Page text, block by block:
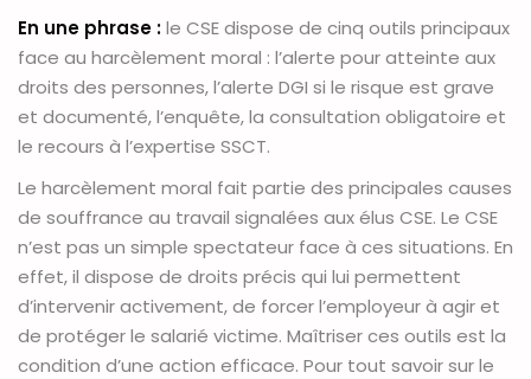
En une phrase :le CSE dispose de cinq outils principaux
face au harcèlement moral : l’alerte pour atteinte aux
droits des personnes, l’alerte DGI si le risque est grave
et documenté, l’enquête, la consultation obligatoire et
le recours à l’expertise SSCT.
Le harcèlement moral fait partie des principales causes
de souffrance au travail signalées aux élus CSE. Le CSE
n’est pas un simple spectateur face à ces situations. En
effet, il dispose de droits précis qui lui permettent
d’intervenir activement, de forcer l’employeur à agir et
de protéger le salarié victime. Maîtriser ces outils est la
condition d’une action efficace. Pour tout savoir sur le